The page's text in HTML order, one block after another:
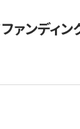
ァンディ